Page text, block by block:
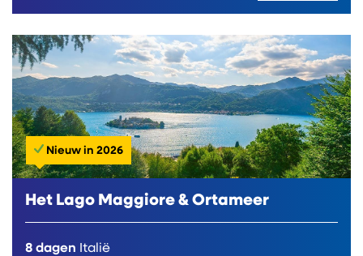
Nieuw in 2026
Het Lago Maggiore & Ortameer
8 dagen Italië